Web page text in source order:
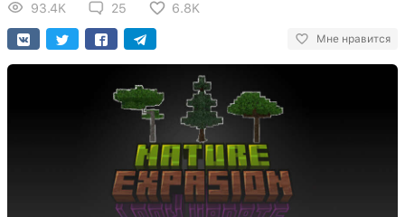
93.4K 25 6.8K
Мне нравится